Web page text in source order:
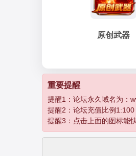
孽
原创武器
重要提醒
提醒1：论坛永久域名为：
提醒2：论坛充值比例
提醒3：点击上面的图标能